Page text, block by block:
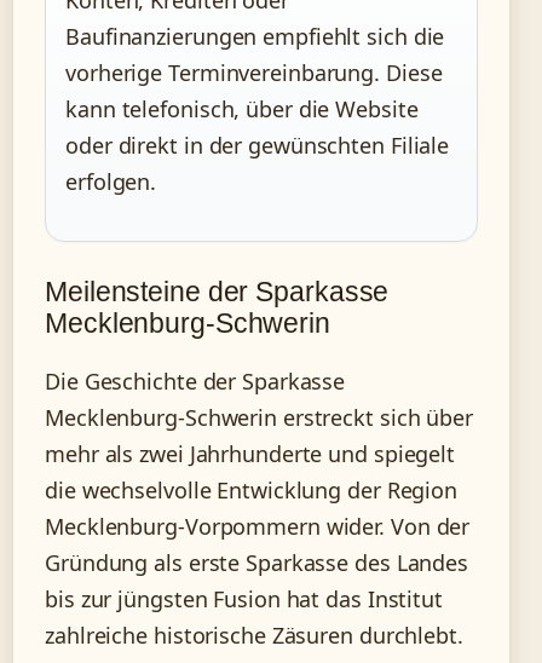
Baufinanzierungen empfiehlt sich die
vorherige Terminvereinbarung. Diese
kann telefonisch, über die Website
oder direkt in der gewünschten Filiale
erfolgen.
Meilensteine der Sparkasse
Mecklenburg-Schwerin
Die Geschichte der Sparkasse
Mecklenburg-Schwerin erstreckt sich über
mehr als zwei Jahrhunderte und spiegelt
die wechselvolle Entwicklung der Region
Mecklenburg-Vorpommern wider. Von der
Gründung als erste Sparkasse des Landes
bis zur jüngsten Fusion hat das Institut
zahlreiche historische Zäsuren durchlebt.